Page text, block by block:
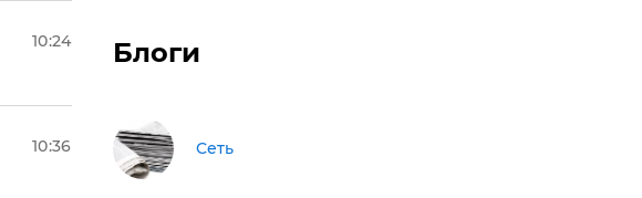
10:24
10:36
Блоги
Сеть